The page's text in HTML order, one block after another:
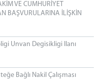
VE CUMHURİYET
BAŞVURULARINA İLİŞKİN
Unvan Degisikligi Ilanı
Bağlı Nakil Çalışması